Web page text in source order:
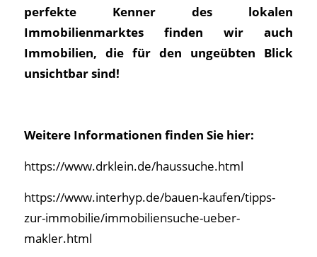
perfekte Kenner des lokalen
Immobilienmarktes finden wir auch
Immobilien, die für den ungeübten Blick
unsichtbar sind!
Weitere Informationen finden Sie hier:
https://www.drklein.de/haussuche.html
https://www.interhyp.de/bauen-kaufen/tipps-
zur-immobilie/immobiliensuche-ueber-
makler.html